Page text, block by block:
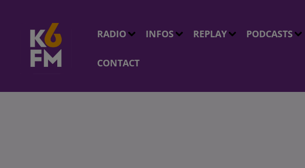
RADIO INFOS REPLAY PODCASTS
CONTACT